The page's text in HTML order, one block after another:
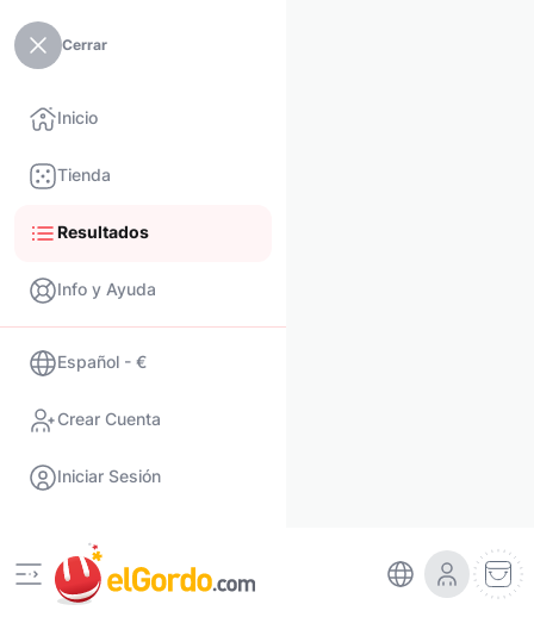
Cerrar
Inicio
Tienda
Resultados
Info y Ayuda
Español - €
Crear Cuenta
Iniciar Sesión